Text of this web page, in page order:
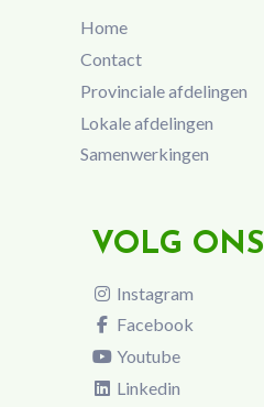
Home
Contact
Provinciale afdelingen
Lokale afdelingen
Samenwerkingen
VOLG ONS
Instagram
Facebook
Youtube
Linkedin